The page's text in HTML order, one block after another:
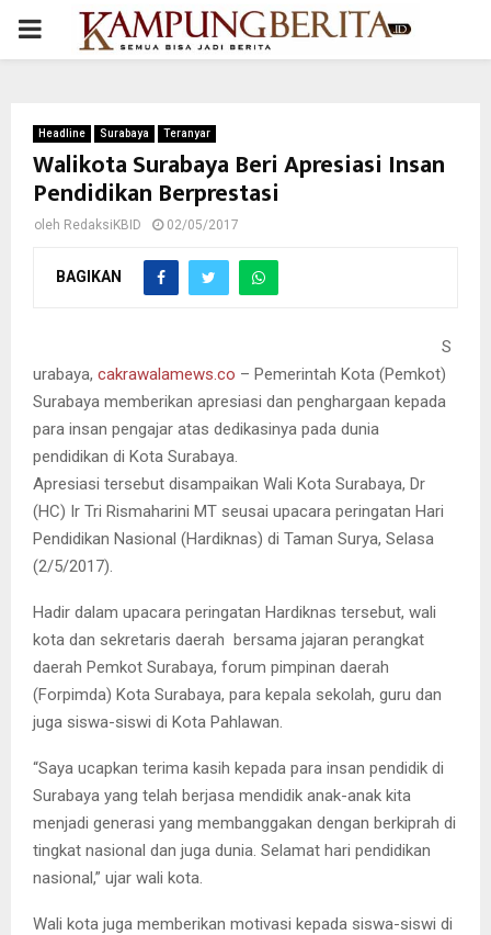
PRIMARY
Headline Surabaya Teranyar
Walikota Surabaya Beri Apresiasi Insan
Pendidikan Berprestasi
oleh RedaksiKBID 02/05/2017
BAGIKAN
S
urabaya, cakrawalamews.co – Pemerintah Kota (Pemkot)
Surabaya memberikan apresiasi dan penghargaan kepada
para insan pengajar atas dedikasinya pada dunia
pendidikan di Kota Surabaya.
Apresiasi tersebut disampaikan Wali Kota Surabaya, Dr
(HC) Ir Tri Rismaharini MT seusai upacara peringatan Hari
Pendidikan Nasional (Hardiknas) di Taman Surya, Selasa
(2/5/2017).
Hadir dalam upacara peringatan Hardiknas tersebut, wali
kota dan sekretaris daerah bersama jajaran perangkat
daerah Pemkot Surabaya, forum pimpinan daerah
(Forpimda) Kota Surabaya, para kepala sekolah, guru dan
juga siswa-siswi di Kota Pahlawan.
“Saya ucapkan terima kasih kepada para insan pendidik di
Surabaya yang telah berjasa mendidik anak-anak kita
menjadi generasi yang membanggakan dengan berkiprah di
tingkat nasional dan juga dunia. Selamat hari pendidikan
nasional,” ujar wali kota.
Wali kota juga memberikan motivasi kepada siswa-siswi di